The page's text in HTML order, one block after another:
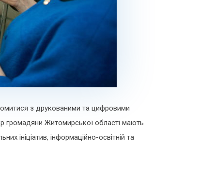
з друкованими та цифровими
громадяни Житомирської області мають
ініціатив, інформаційно-освітній та